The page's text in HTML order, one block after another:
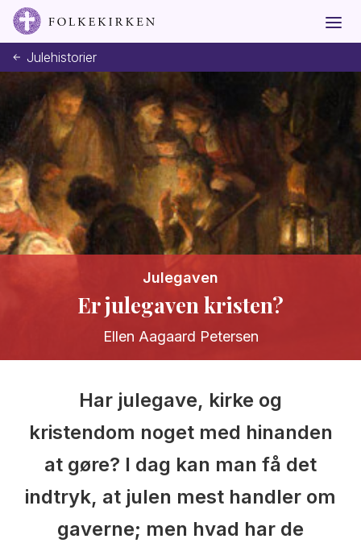
Julehistorier
Er julegaven kristen?
Julegaven
Ellen Aagaard Petersen
Har julegave, kirke og
kristendom noget med hinanden
at gøre? I dag kan man få det
indtryk, at julen mest handler om
gaverne; men hvad har de